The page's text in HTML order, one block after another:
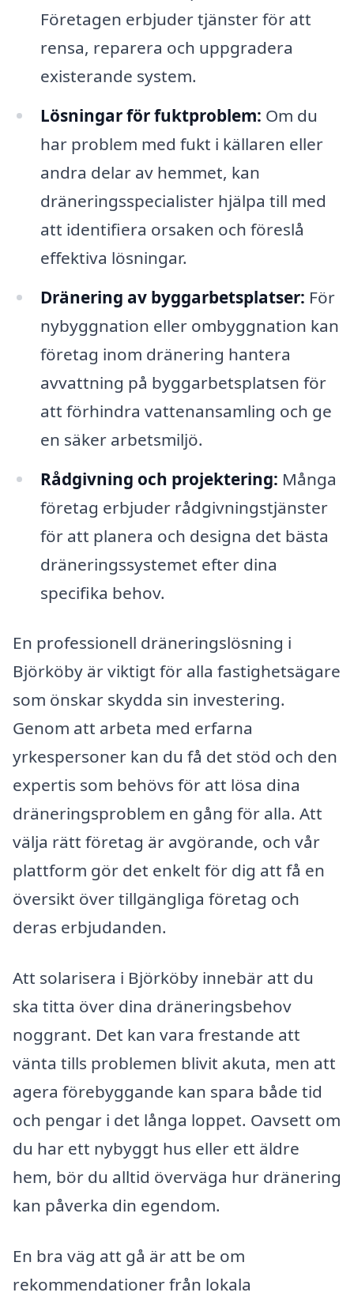
Företagen erbjuder tjänster för att
rensa, reparera och uppgradera
existerande system.
Lösningar för fuktproblem: Om du
har problem med fukt i källaren eller
andra delar av hemmet, kan
dräneringsspecialister hjälpa till med
att identifiera orsaken och föreslå
effektiva lösningar.
Dränering av byggarbetsplatser: För
nybyggnation eller ombyggnation kan
företag inom dränering hantera
avvattning på byggarbetsplatsen för
att förhindra vattenansamling och ge
en säker arbetsmiljö.
Rådgivning och projektering: Många
företag erbjuder rådgivningstjänster
för att planera och designa det bästa
dräneringssystemet efter dina
specifika behov.
En professionell dräneringslösning i
Björköby är viktigt för alla fastighetsägare
som önskar skydda sin investering.
Genom att arbeta med erfarna
yrkespersoner kan du få det stöd och den
expertis som behövs för att lösa dina
dräneringsproblem en gång för alla. Att
välja rätt företag är avgörande, och vår
plattform gör det enkelt för dig att få en
översikt över tillgängliga företag och
deras erbjudanden.
Att solarisera i Björköby innebär att du
ska titta över dina dräneringsbehov
noggrant. Det kan vara frestande att
vänta tills problemen blivit akuta, men att
agera förebyggande kan spara både tid
och pengar i det långa loppet. Oavsett om
du har ett nybyggt hus eller ett äldre
hem, bör du alltid överväga hur dränering
kan påverka din egendom.
En bra väg att gå är att be om
rekommendationer från lokala